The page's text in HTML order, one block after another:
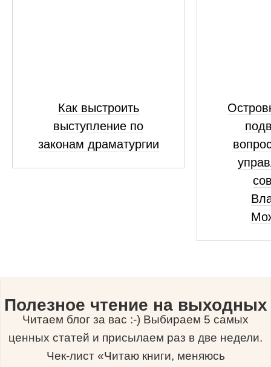
Как выстроить
выступление по
законам драматургии
Полезное чтение на выходных
Читаем блог за вас :-) Выбираем 5 самых
ценных статей и присылаем раз в две недели.
Чек-лист «Читаю книги, меняюсь